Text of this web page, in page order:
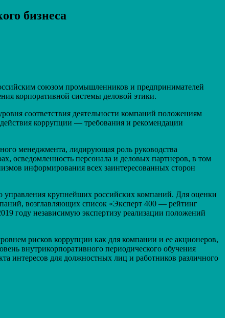
бизнеса
союзом промышленников и предпринимателей
корпоративной системы деловой этики.
соответствия деятельности компаний положениям
коррупции — требования и рекомендации
менеджмента, лидирующая роль руководства
осведомленность персонала и деловых партнеров, в том
информирования всех заинтересованных сторон
крупнейших российских компаний. Для оценки
возглавляющих список «Эксперт 400 — рейтинг
году независимую экспертизу реализации положений
рисков коррупции как для компании и ее акционеров,
внутрикорпоративного периодического обучения
интересов для должностных лиц и работников различного